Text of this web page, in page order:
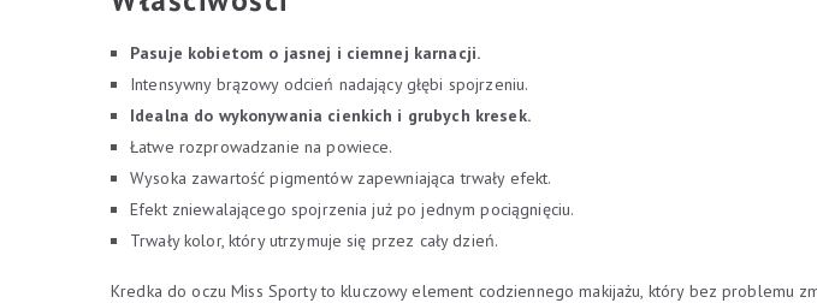
Pasuje kobietom o jasnej i ciemnej karnacji.
Intensywny brązowy odcień nadający głębi spojrzeniu.
Idealna do wykonywania cienkich i grubych kresek.
Łatwe rozprowadzanie na powiece.
Wysoka zawartość pigmentów zapewniająca trwały efekt.
Efekt zniewalającego spojrzenia już po jednym pociągnięciu.
Trwały kolor, który utrzymuje się przez cały dzień.
Kredka do oczu Miss Sporty to kluczowy element codziennego makijażu, który bez problemu